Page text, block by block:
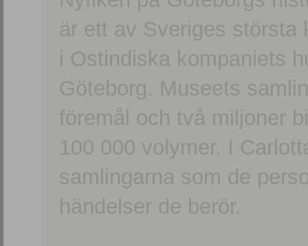
är ett av Sveriges största
i Ostindiska kompaniets
Göteborg. Museets
föremål och två miljoner
100 000 volymer. I
samlingarna som de
händelser de berör.